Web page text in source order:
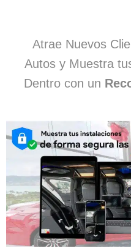
Atrae Nuevos
Autos y Muestra
Dentro con un